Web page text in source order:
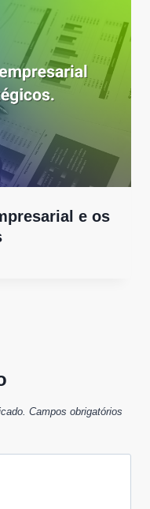
e os
Campos obrigatórios